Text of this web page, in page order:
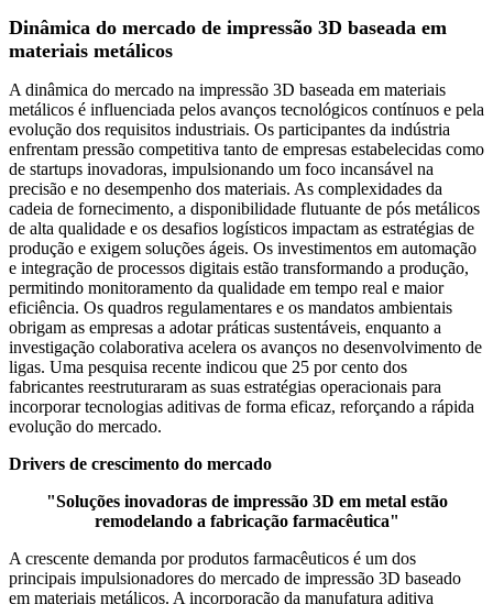
Dinâmica do mercado de impressão 3D baseada em
materiais metálicos
A dinâmica do mercado na impressão 3D baseada em materiais
metálicos é influenciada pelos avanços tecnológicos contínuos e pela
evolução dos requisitos industriais. Os participantes da indústria
enfrentam pressão competitiva tanto de empresas estabelecidas como
de startups inovadoras, impulsionando um foco incansável na
precisão e no desempenho dos materiais. As complexidades da
cadeia de fornecimento, a disponibilidade flutuante de pós metálicos
de alta qualidade e os desafios logísticos impactam as estratégias de
produção e exigem soluções ágeis. Os investimentos em automação
e integração de processos digitais estão transformando a produção,
permitindo monitoramento da qualidade em tempo real e maior
eficiência. Os quadros regulamentares e os mandatos ambientais
obrigam as empresas a adotar práticas sustentáveis, enquanto a
investigação colaborativa acelera os avanços no desenvolvimento de
ligas. Uma pesquisa recente indicou que 25 por cento dos
fabricantes reestruturaram as suas estratégias operacionais para
incorporar tecnologias aditivas de forma eficaz, reforçando a rápida
evolução do mercado.
Drivers de crescimento do mercado
"Soluções inovadoras de impressão 3D em metal estão
remodelando a fabricação farmacêutica"
A crescente demanda por produtos farmacêuticos é um dos
principais impulsionadores do mercado de impressão 3D baseado
em materiais metálicos. A incorporação da manufatura aditiva